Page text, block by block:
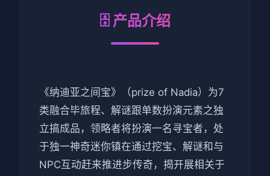
🗄️ 产品介绍
《纳迪亚之间宝》（prize of Nadia）为7
类融合毕旅程、解谜跟单数扮演元素之独
立搞成品，领略者将扮演一名寻宝者，处
于独一神奇迷你镇在通过挖宝、解谜和与
NPC互动赶来推进步传奇，揭开展相关于